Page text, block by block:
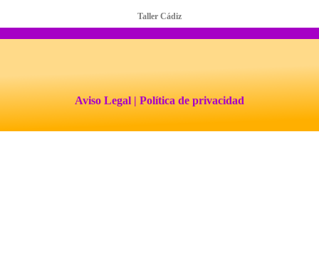
Taller Cádiz
Aviso Legal | Política de privacidad